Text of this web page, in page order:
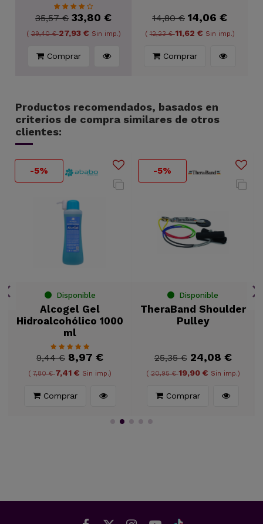
35,57 € 33,80 €
(29,40 €27,93 € Sin imp.)
Comprar
14,80 € 14,06 €
(12,23 €11,62 € Sin imp.)
Comprar
Productos recomendados, basados en
criterios de compra similares de otros
clientes:
-5%
Disponible
Alcogel Gel
Hidroalcohólico 1000
ml
9,44 € 8,97 €
(7,80 €7,41 € Sin imp.)
Comprar
-5%
Disponible
TheraBand Shoulder
Pulley
25,35 € 24,08 €
(20,95 €19,90 € Sin imp.)
Comprar